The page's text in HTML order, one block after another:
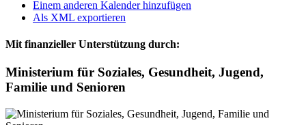
Einem anderen Kalender hinzufügen
Als XML exportieren
Mit finanzieller Unterstützung durch:
Ministerium für Soziales, Gesundheit, Jugend,
Familie und Senioren